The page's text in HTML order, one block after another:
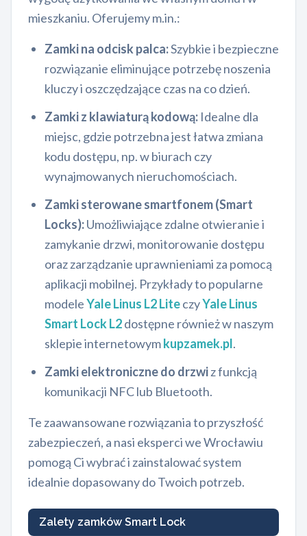
mieszkaniu. Oferujemy m.in.:
Zamki na odcisk palca:Szybkie i bezpieczne
rozwiązanie eliminujące potrzebę noszenia
kluczy i oszczędzające czas na co dzień.
Zamki z klawiaturą kodową: Idealne dla
miejsc, gdzie potrzebna jest łatwa zmiana
kodu dostępu, np. w biurach czy
wynajmowanych nieruchomościach.
Zamki sterowane smartfonem (Smart
Locks):Umożliwiające zdalne otwieranie i
zamykanie drzwi, monitorowanie dostępu
oraz zarządzanie uprawnieniami za pomocą
aplikacji mobilnej. Przykłady to popularne
modeleYale Linus L2 LiteczyYale Linus
Smart Lock L2dostępne również w naszym
sklepie internetowymkupzamek.pl.
Zamki elektroniczne do drzwiz funkcją
komunikacji NFC lub Bluetooth.
Te zaawansowane rozwiązania to przyszłość
zabezpieczeń, a nasi eksperci we Wrocławiu
pomogą Ci wybrać i zainstalować system
idealnie dopasowany do Twoich potrzeb.
Zalety zamków Smart Lock